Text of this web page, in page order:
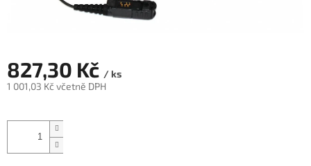
827,30 Kč / ks
1 001,03 Kč včetně DPH
cena: